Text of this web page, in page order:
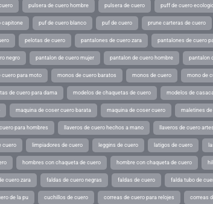
pulsera de cuero hombre pulsera de cuero puff de cuero
capitone puf de cuero blanco puf de cuero prune carteras de cuero
pelotas de cuero pantalones de cuero zara pantalones de cuero
negro pantalon de cuero mujer pantalon de cuero hombre pantalon
cuero para moto monos de cuero baratos monos de cuero mono de
de cuero para dama modelos de chaquetas de cuero modelos de
maquina de coser cuero barata maquina de coser cuero maletines
para hombres llaveros de cuero hechos a mano llaveros de cuero
cuero limpiadores de cuero leggins de cuero latigos de cuero
hombres con chaqueta de cuero hombre con chaqueta de cuero
cuero zara faldas de cuero negras faldas de cuero falda tubo de
de la pu cuchillos de cuero correas de cuero para relojes correas